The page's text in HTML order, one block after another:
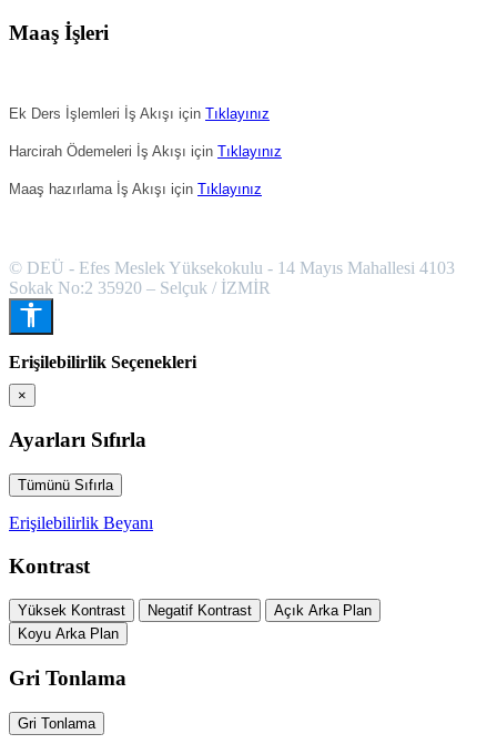
Maaş İşleri
Ek Ders İşlemleri İş Akışı için Tıklayınız
Harcirah Ödemeleri İş Akışı için Tıklayınız
Maaş hazırlama İş Akışı için Tıklayınız
© DEÜ - Efes Meslek Yüksekokulu - 14 Mayıs Mahallesi 4103
Sokak No:2 35920 – Selçuk / İZMİR
Erişilebilirlik Seçenekleri
×
Ayarları Sıfırla
Tümünü Sıfırla
Erişilebilirlik Beyanı
Kontrast
Yüksek Kontrast Negatif Kontrast
Açık Arka Plan
Koyu Arka Plan
Gri Tonlama
Gri Tonlama